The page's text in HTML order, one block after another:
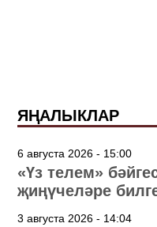
ЯҢАЛЫКЛАР
6 августа 2026 - 15:00
«Үз телем»
җиңүчеләре
3 августа 2026 - 14:04